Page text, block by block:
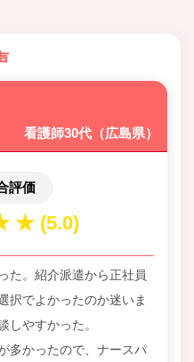
看護師30代（広島県）
評価
た。紹介派遣から正社員
択でよかったのか迷いま
しやすかった。
多かったので、ナースパ